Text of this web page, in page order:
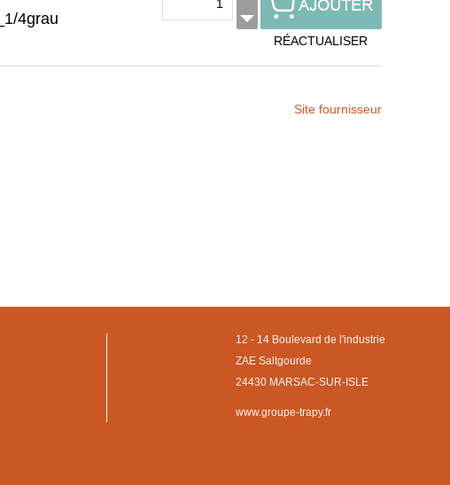
4grau
RÉACTUALISER
Site fournisseur
12 - 14 Boulevard de l'industrie
ZAE Saltgourde
24430 MARSAC-SUR-ISLE
www.groupe-trapy.fr